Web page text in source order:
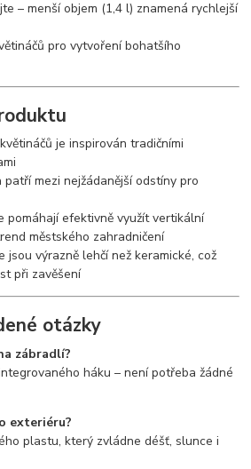
– menší objem (1,4 l) znamená rychlejší
pro vytvoření bohatšího
je inspirován tradičními
mezi nejžádanější odstíny pro
pomáhají efektivně využít vertikální
městského zahradničení
jsou výrazně lehčí než keramické, což
při zavěšení
otázky
zábradlí?
háku – není potřeba žádné
exteriéru?
plastu, který zvládne déšť, slunce i